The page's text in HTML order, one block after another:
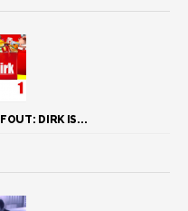
DIRK IS...